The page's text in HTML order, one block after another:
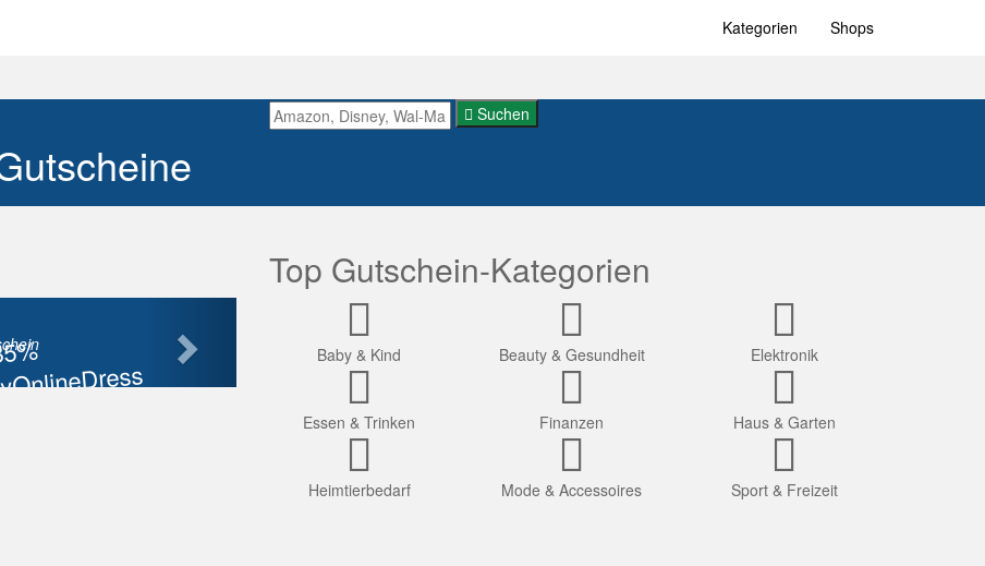
Kategorien Shops
Suchen
Top Gutschein-Kategorien
Baby & Kind Beauty & Gesundheit Elektronik
Essen & Trinken Finanzen Haus & Garten
Heimtierbedarf Mode & Accessoires Sport & Freizeit